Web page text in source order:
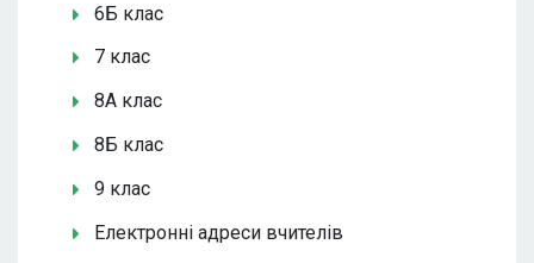
6Б клас
7 клас
8А клас
8Б клас
9 клас
Електронні адреси вчителів